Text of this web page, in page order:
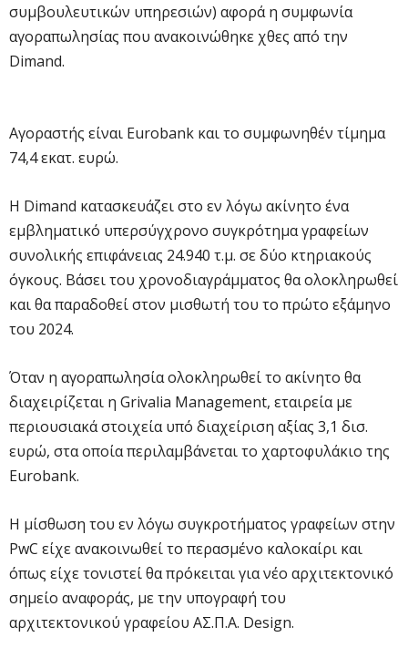
συμβουλευτικών υπηρεσιών) αφορά η συμφωνία
αγοραπωλησίας που ανακοινώθηκε χθες από την
Dimand.
Αγοραστής είναι Eurobank και το συμφωνηθέν τίμημα
74,4 εκατ. ευρώ.
Η Dimand κατασκευάζει στο εν λόγω ακίνητο ένα
εμβληματικό υπερσύγχρονο συγκρότημα γραφείων
συνολικής επιφάνειας 24.940 τ.μ. σε δύο κτηριακούς
όγκους. Βάσει του χρονοδιαγράμματος θα ολοκληρωθεί
και θα παραδοθεί στον μισθωτή του το πρώτο εξάμηνο
του 2024.
Όταν η αγοραπωλησία ολοκληρωθεί το ακίνητο θα
διαχειρίζεται η Grivalia Management, εταιρεία με
περιουσιακά στοιχεία υπό διαχείριση αξίας 3,1 δισ.
ευρώ, στα οποία περιλαμβάνεται το χαρτοφυλάκιο της
Eurobank.
Η μίσθωση του εν λόγω συγκροτήματος γραφείων στην
PwC είχε ανακοινωθεί το περασμένο καλοκαίρι και
όπως είχε τονιστεί θα πρόκειται για νέο αρχιτεκτονικό
σημείο αναφοράς, με την υπογραφή του
αρχιτεκτονικού γραφείου ΑΣ.Π.Α. Design.